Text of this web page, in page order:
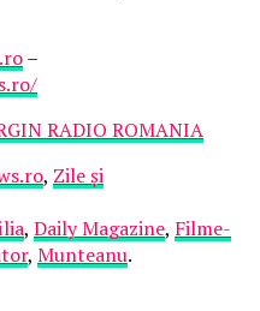
–
RADIO ROMANIA
, Zile și
, Daily Magazine, Filme-
, Munteanu.